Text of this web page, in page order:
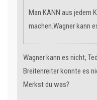
Man KANN aus jedem
machen.Wagner kann
Wagner kann es nicht,
Breitenreiter konnte es
Merkst du was?